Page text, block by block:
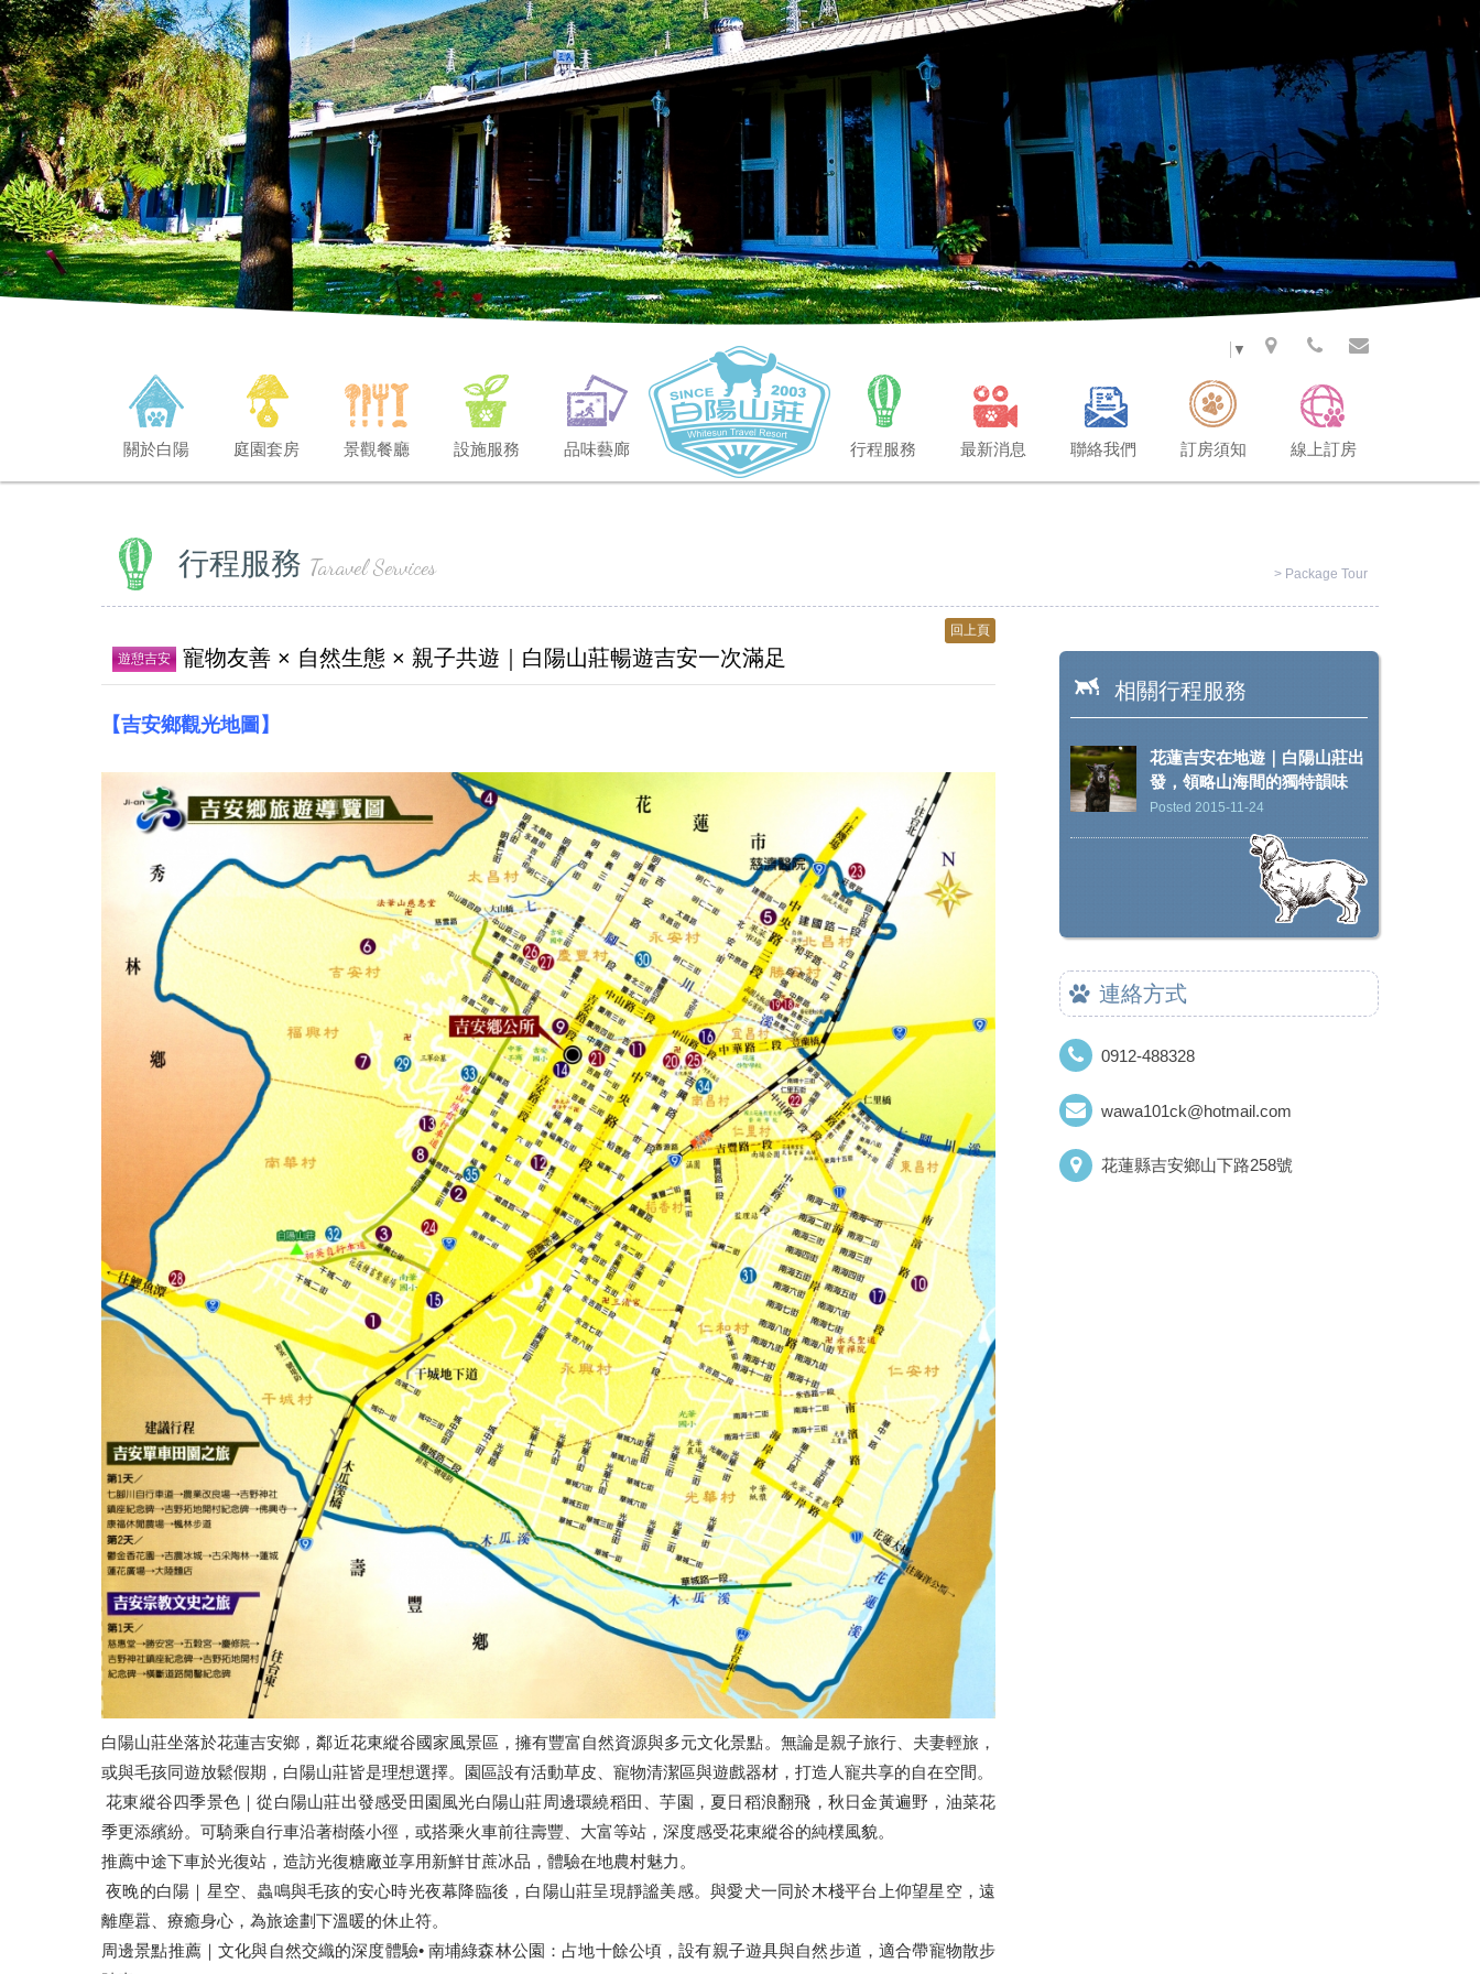
▼
關於白陽 庭園套房 景觀餐廳 設施服務 品味藝廊 行程服務 最新消息 聯絡我們 訂房須知 線上訂房
行程服務 Taravel Services > Package Tour
回上頁
遊憩吉安
寵物友善 × 自然生態 × 親子共遊｜白陽山莊暢遊吉安一次滿足
【吉安鄉觀光地圖】
白陽山莊坐落於花蓮吉安鄉，鄰近花東縱谷國家風景區，擁有豐富自然資源與多元文化景點。無論是親子旅行、夫妻輕旅，
或與毛孩同遊放鬆假期，白陽山莊皆是理想選擇。園區設有活動草皮、寵物清潔區與遊戲器材，打造人寵共享的自在空間。
花東縱谷四季景色｜從白陽山莊出發感受田園風光白陽山莊周邊環繞稻田、芋園，夏日稻浪翻飛，秋日金黃遍野，油菜花
季更添繽紛。可騎乘自行車沿著樹蔭小徑，或搭乘火車前往壽豐、大富等站，深度感受花東縱谷的純樸風貌。
推薦中途下車於光復站，造訪光復糖廠並享用新鮮甘蔗冰品，體驗在地農村魅力。
夜晚的白陽｜星空、蟲鳴與毛孩的安心時光夜幕降臨後，白陽山莊呈現靜謐美感。與愛犬一同於木棧平台上仰望星空，遠
離塵囂、療癒身心，為旅途劃下溫暖的休止符。
周邊景點推薦｜文化與自然交織的深度體驗• 南埔綠森林公園：占地十餘公頃，設有親子遊具與自然步道，適合帶寵物散步
相關行程服務
花蓮吉安在地遊｜白陽山莊出
發，領略山海間的獨特韻味
Posted 2015-11-24
連絡方式
0912-488328
wawa101ck@hotmail.com
花蓮縣吉安鄉山下路258號